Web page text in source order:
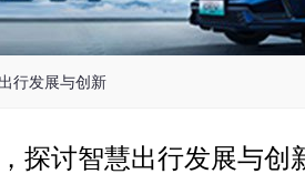
行发展与创新
探讨智慧出行发展与创